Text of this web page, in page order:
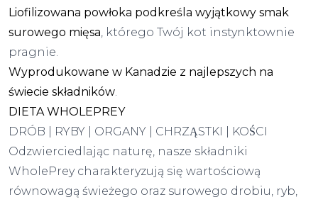
Liofilizowana powłoka podkreśla wyjątkowy smak
surowego mięsa , którego Twój kot instynktownie
pragnie.
Wyprodukowane w Kanadzie z najlepszych na
świecie składników
DIETA WHOLEPREY
DRÓB | RYBY | ORGANY | CHRZĄSTKI | KOŚCI
Odzwierciedlając naturę, nasze składniki
WholePrey charakteryzują się wartościową
równowagą świeżego oraz surowego drobiu, ryb,